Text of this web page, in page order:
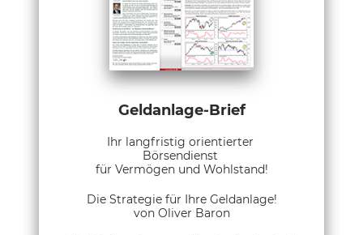
Geldanlage-Brief
Ihr langfristig orientierter
Börsendienst
für Vermögen und Wohlstand!
Die Strategie für Ihre Geldanlage!
von Oliver Baron